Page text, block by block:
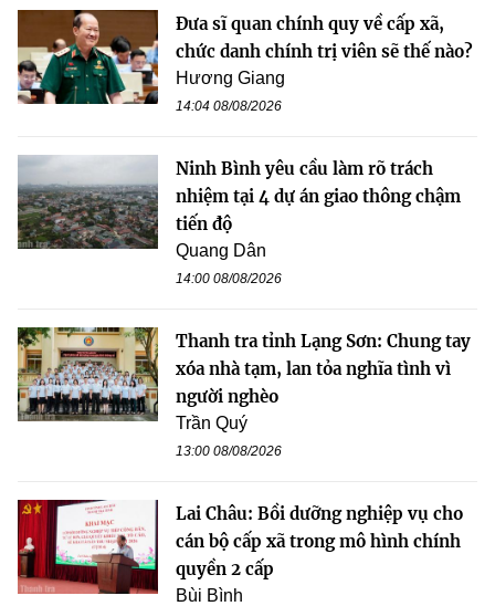
Đưa sĩ quan chính quy về cấp xã,
chức danh chính trị viên sẽ thế nào?
Hương Giang
14:04 08/08/2026
Ninh Bình yêu cầu làm rõ trách
nhiệm tại 4 dự án giao thông chậm
tiến độ
Quang Dân
14:00 08/08/2026
Thanh tra tỉnh Lạng Sơn: Chung tay
xóa nhà tạm, lan tỏa nghĩa tình vì
người nghèo
Trần Quý
13:00 08/08/2026
Lai Châu: Bồi dưỡng nghiệp vụ cho
cán bộ cấp xã trong mô hình chính
quyền 2 cấp
Bùi Bình